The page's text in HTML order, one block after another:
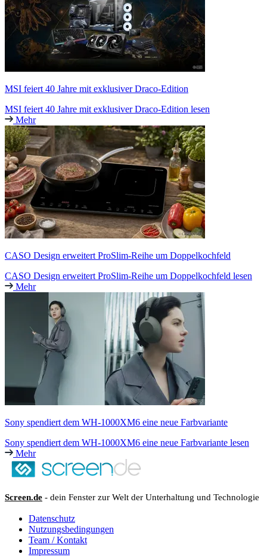
MSI feiert 40 Jahre mit exklusiver Draco-Edition
MSI feiert 40 Jahre mit exklusiver Draco-Edition lesen
Mehr
CASO Design erweitert ProSlim-Reihe um Doppelkochfeld
CASO Design erweitert ProSlim-Reihe um Doppelkochfeld lesen
Mehr
Sony spendiert dem WH-1000XM6 eine neue Farbvariante
Sony spendiert dem WH-1000XM6 eine neue Farbvariante lesen
Mehr
Screen.de - dein Fenster zur Welt der Unterhaltung und Technologie
Datenschutz
Nutzungsbedingungen
Team / Kontakt
Impressum